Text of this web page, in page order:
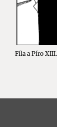
Fíla a Píro XIII.